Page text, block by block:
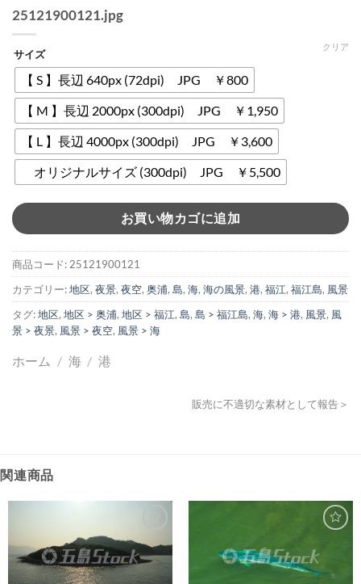
25121900121.jpg
サイズ
【 S 】長辺 640px (72dpi) JPG ￥800
【 M 】長辺 2000px (300dpi) JPG ￥1,950
【 L 】長辺 4000px (300dpi) JPG ￥3,600
オリジナルサイズ (300dpi) JPG ￥5,500
クリア
お買い物カゴに追加
商品コード: 25121900121
カテゴリー:地区, 夜景, 夜空, 奥浦, 島, 海, 海の風景, 港, 福江, 福江島, 風景
タグ:地区, 地区 > 奥浦, 地区 > 福江, 島, 島 > 福江島, 海, 海 > 港, 風景, 風
景 > 夜景, 風景 > 夜空, 風景 > 海
ホーム / 海 / 港
販売に不適切な素材として報告＞
関連商品